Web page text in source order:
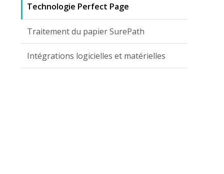
Technologie Perfect Page
Traitement du papier SurePath
Intégrations logicielles et matérielles